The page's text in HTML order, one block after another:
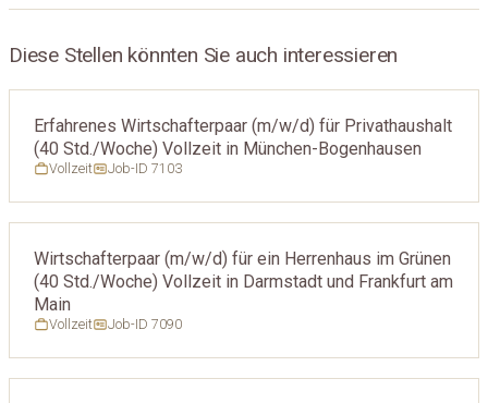
Diese Stellen könnten Sie auch interessieren
Erfahrenes Wirtschafterpaar (m/w/d) für Privathaushalt
(40 Std./Woche) Vollzeit in München-Bogenhausen
Vollzeit Job-ID 7103
Wirtschafterpaar (m/w/d) für ein Herrenhaus im Grünen
(40 Std./Woche) Vollzeit in Darmstadt und Frankfurt am
Main
Vollzeit Job-ID 7090